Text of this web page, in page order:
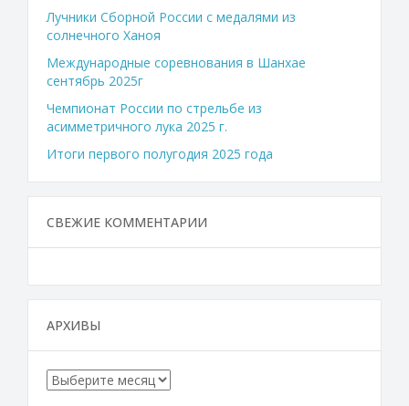
Лучники Сборной России с медалями из
солнечного Ханоя
Международные соревнования в Шанхае
сентябрь 2025г
Чемпионат России по стрельбе из
асимметричного лука 2025 г.
Итоги первого полугодия 2025 года
СВЕЖИЕ КОММЕНТАРИИ
АРХИВЫ
Архивы